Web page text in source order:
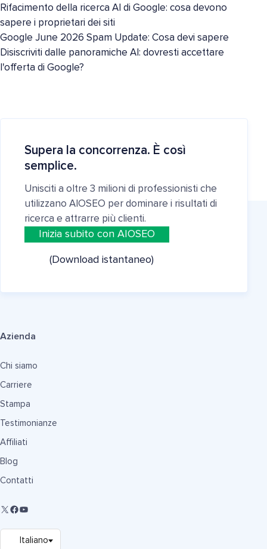
Rifacimento della ricerca AI di Google: cosa devono
sapere i proprietari dei siti
Google June 2026 Spam Update: Cosa devi sapere
Disiscriviti dalle panoramiche AI: dovresti accettare
l'offerta di Google?
Supera la concorrenza. È così
semplice.
Unisciti a oltre 3 milioni di professionisti che
utilizzano AIOSEO per dominare i risultati di
ricerca e attrarre più clienti.
Inizia subito con AIOSEO
(Download istantaneo)
Azienda
Chi siamo
Carriere
Stampa
Testimonianze
Affiliati
Blog
Contatti